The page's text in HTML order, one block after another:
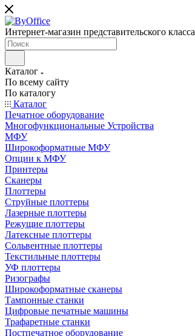
Интернет-магазин представительского класса
Каталог
По всему сайту
По каталогу
Каталог
Печатное оборудование
Многофункциональные Устройства
МФУ
Широкоформатные МФУ
Опции к МФУ
Принтеры
Сканеры
Плоттеры
Струйные плоттеры
Лазерные плоттеры
Режущие плоттеры
Латексные плоттеры
Сольвентные плоттеры
Текстильные плоттеры
УФ плоттеры
Ризографы
Широкоформатные сканеры
Тампонные станки
Цифровые печатные машины
Трафаретные станки
Постпечатное оборудование